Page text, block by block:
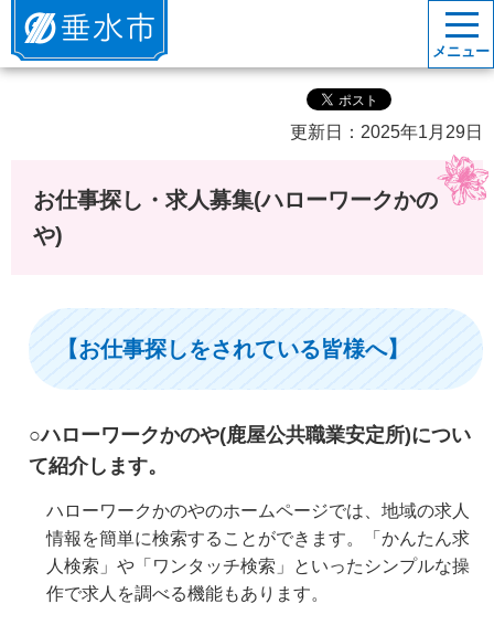
垂水市
メニュー
更新日：2025年1月29日
お仕事探し・求人募集(ハローワークかの
や)
【お仕事探しをされている皆様へ】
○ハローワークかのや(鹿屋公共職業安定所)につい
て紹介します。
ハローワークかのやのホームページでは、地域の求人
情報を簡単に検索することができます。「かんたん求
人検索」や「ワンタッチ検索」といったシンプルな操
作で求人を調べる機能もあります。